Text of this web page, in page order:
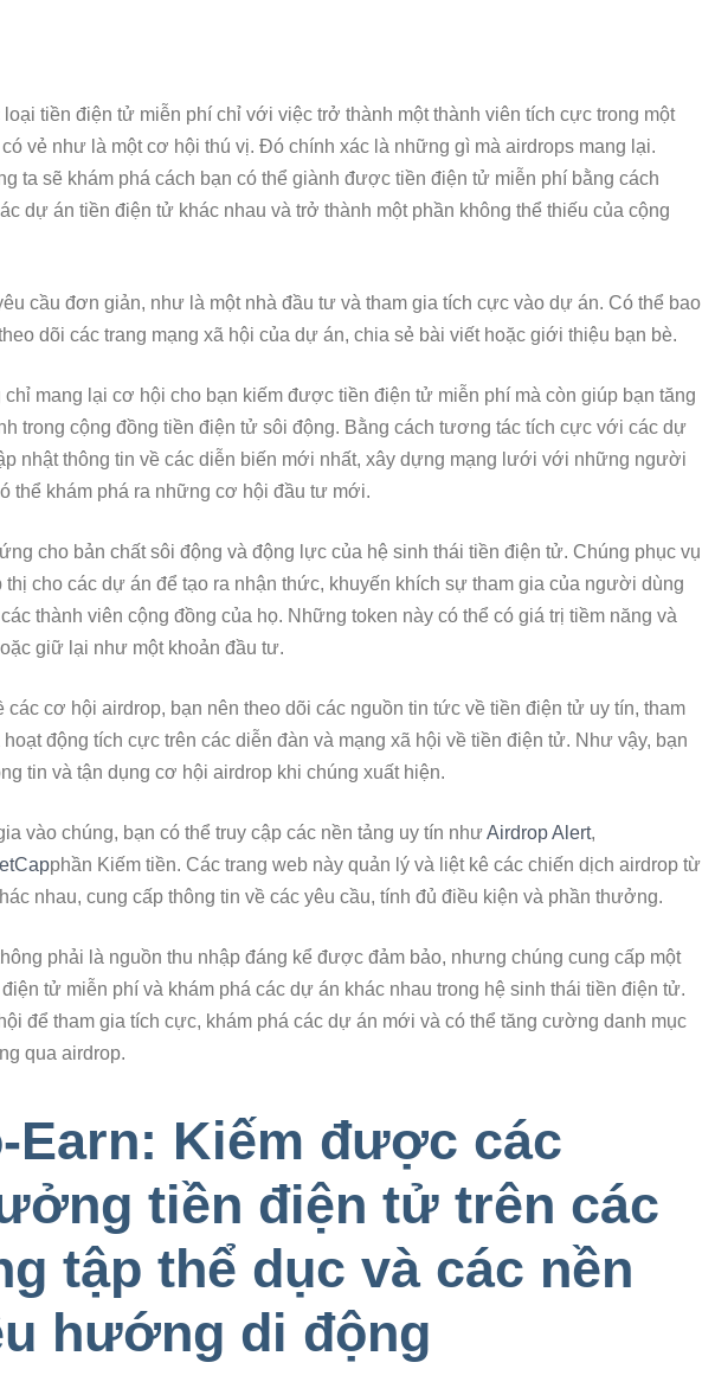
tiền điện tử miễn phí chỉ với việc trở thành một thành viên tích cực trong một
vẻ như là một cơ hội thú vị. Đó chính xác là những gì mà airdrops mang lại.
ta sẽ khám phá cách bạn có thể giành được tiền điện tử miễn phí bằng cách
dự án tiền điện tử khác nhau và trở thành một phần không thể thiếu của cộng
cầu đơn giản, như là một nhà đầu tư và tham gia tích cực vào dự án. Có thể bao
dõi các trang mạng xã hội của dự án, chia sẻ bài viết hoặc giới thiệu bạn bè.
mang lại cơ hội cho bạn kiếm được tiền điện tử miễn phí mà còn giúp bạn tăng
trong cộng đồng tiền điện tử sôi động. Bằng cách tương tác tích cực với các dự
nhật thông tin về các diễn biến mới nhất, xây dựng mạng lưới với những người
thể khám phá ra những cơ hội đầu tư mới.
cho bản chất sôi động và động lực của hệ sinh thái tiền điện tử. Chúng phục vụ
cho các dự án để tạo ra nhận thức, khuyến khích sự tham gia của người dùng
thành viên cộng đồng của họ. Những token này có thể có giá trị tiềm năng và
giữ lại như một khoản đầu tư.
các cơ hội airdrop, bạn nên theo dõi các nguồn tin tức về tiền điện tử uy tín, tham
động tích cực trên các diễn đàn và mạng xã hội về tiền điện tử. Như vậy, bạn
tin và tận dụng cơ hội airdrop khi chúng xuất hiện.
vào chúng, bạn có thể truy cập các nền tảng uy tín nhưAirdrop Alert,
phần Kiếm tiền. Các trang web này quản lý và liệt kê các chiến dịch airdrop từ
nhau, cung cấp thông tin về các yêu cầu, tính đủ điều kiện và phần thưởng.
phải là nguồn thu nhập đáng kể được đảm bảo, nhưng chúng cung cấp một
tử miễn phí và khám phá các dự án khác nhau trong hệ sinh thái tiền điện tử.
để tham gia tích cực, khám phá các dự án mới và có thể tăng cường danh mục
qua airdrop.
Earn: Kiếm được các
tiền điện tử trên các
tập thể dục và các nền
hướng di động